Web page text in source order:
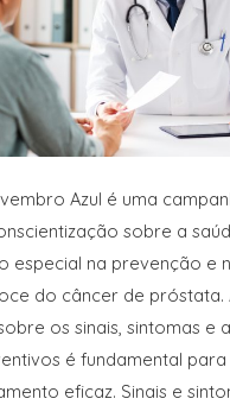
Azul é uma
sobre a
especial na prevenção e
do câncer de próstata.
os sinais, sintomas e
é fundamental
eficaz. Sinais e